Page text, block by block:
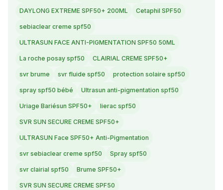
DAYLONG EXTREME SPF50+ 200ML Cetaphil SPF50
sebiaclear creme spf50
ULTRASUN FACE ANTI-PIGMENTATION SPF50 50ML
La roche posay spf50 CLAIRIAL CREME SPF50+
svr brume svr fluide spf50 protection solaire spf50
spray spf50 bébé Ultrasun anti-pigmentation spf50
Uriage Bariésun SPF50+ lierac spf50
SVR SUN SECURE CREME SPF50+
ULTRASUN Face SPF50+ Anti-Pigmentation
svr sebiaclear creme spf50 Spray spf50
svr clairial spf50 Brume SPF50+
SVR SUN SECURE CREME SPF50